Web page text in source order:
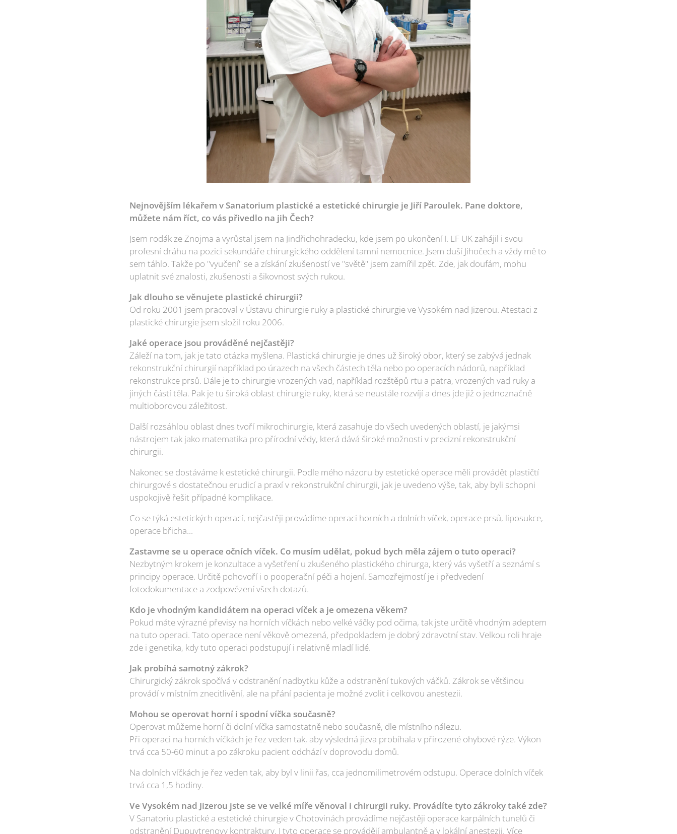
Nejnovějším lékařem v Sanatorium plastické a estetické chirurgie je Jiří Paroulek. Pane doktore,
můžete nám říct, co vás přivedlo na jih Čech?
Jsem rodák ze Znojma a vyrůstal jsem na Jindřichohradecku, kde jsem po ukončení I. LF UK zahájil i svou
profesní dráhu na pozici sekundáře chirurgického oddělení tamní nemocnice. Jsem duší Jihočech a vždy mě to
sem táhlo. Takže po "vyučení" se a získání zkušeností ve "světě" jsem zamířil zpět. Zde, jak doufám, mohu
uplatnit své znalosti, zkušenosti a šikovnost svých rukou.
Jak dlouho se věnujete plastické chirurgii?
Od roku 2001 jsem pracoval v Ústavu chirurgie ruky a plastické chirurgie ve Vysokém nad Jizerou. Atestaci z
plastické chirurgie jsem složil roku 2006.
Jaké operace jsou prováděné nejčastěji?
Záleží na tom, jak je tato otázka myšlena. Plastická chirurgie je dnes už široký obor, který se zabývá jednak
rekonstrukční chirurgií například po úrazech na všech částech těla nebo po operacích nádorů, například
rekonstrukce prsů. Dále je to chirurgie vrozených vad, například rozštěpů rtu a patra, vrozených vad ruky a
jiných částí těla. Pak je tu široká oblast chirurgie ruky, která se neustále rozvíjí a dnes jde již o jednoznačně
multioborovou záležitost.
Další rozsáhlou oblast dnes tvoří mikrochirurgie, která zasahuje do všech uvedených oblastí, je jakýmsi
nástrojem tak jako matematika pro přírodní vědy, která dává široké možnosti v precizní rekonstrukční
chirurgii.
Nakonec se dostáváme k estetické chirurgii. Podle mého názoru by estetické operace měli provádět plastičtí
chirurgové s dostatečnou erudicí a praxí v rekonstrukční chirurgii, jak je uvedeno výše, tak, aby byli schopni
uspokojivě řešit případné komplikace.
Co se týká estetických operací, nejčastěji provádíme operaci horních a dolních víček, operace prsů, liposukce,
operace břicha...
Zastavme se u operace očních víček. Co musím udělat, pokud bych měla zájem o tuto operaci?
Nezbytným krokem je konzultace a vyšetření u zkušeného plastického chirurga, který vás vyšetří a seznámí s
principy operace. Určitě pohovoří i o pooperační péči a hojení. Samozřejmostí je i předvedení
fotodokumentace a zodpovězení všech dotazů.
Kdo je vhodným kandidátem na operaci víček a je omezena věkem?
Pokud máte výrazné převisy na horních víčkách nebo velké váčky pod očima, tak jste určitě vhodným adeptem
na tuto operaci. Tato operace není věkově omezená, předpokladem je dobrý zdravotní stav. Velkou roli hraje
zde i genetika, kdy tuto operaci podstupují i relativně mladí lidé.
Jak probíhá samotný zákrok?
Chirurgický zákrok spočívá v odstranění nadbytku kůže a odstranění tukových váčků. Zákrok se většinou
provádí v místním znecitlivění, ale na přání pacienta je možné zvolit i celkovou anestezii.
Mohou se operovat horní i spodní víčka současně?
Operovat můžeme horní či dolní víčka samostatně nebo současně, dle místního nálezu.
Při operaci na horních víčkách je řez veden tak, aby výsledná jizva probíhala v přirozené ohybové rýze. Výkon
trvá cca 50-60 minut a po zákroku pacient odchází v doprovodu domů.
Na dolních víčkách je řez veden tak, aby byl v linii řas, cca jednomilimetrovém odstupu. Operace dolních víček
trvá cca 1,5 hodiny.
Ve Vysokém nad Jizerou jste se ve velké míře věnoval i chirurgii ruky. Provádíte tyto zákroky také zde?
V Sanatoriu plastické a estetické chirurgie v Chotovinách provádíme nejčastěji operace karpálních tunelů či
odstranění Dupuytrenovy kontraktury. I tyto operace se provádějí ambulantně a v lokální anestezii. Více